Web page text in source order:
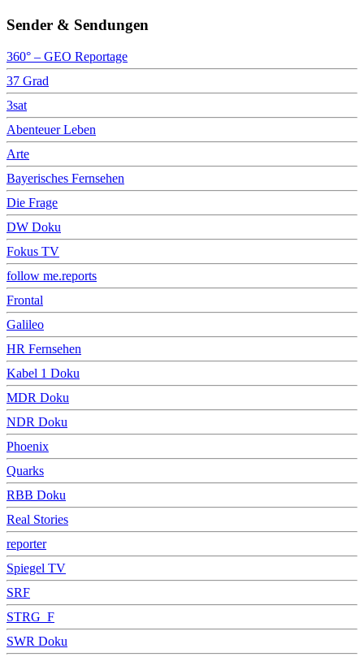
Sender & Sendungen
360° – GEO Reportage
37 Grad
3sat
Abenteuer Leben
Arte
Bayerisches Fernsehen
Die Frage
DW Doku
Fokus TV
follow me.reports
Frontal
Galileo
HR Fernsehen
Kabel 1 Doku
MDR Doku
NDR Doku
Phoenix
Quarks
RBB Doku
Real Stories
reporter
Spiegel TV
SRF
STRG_F
SWR Doku